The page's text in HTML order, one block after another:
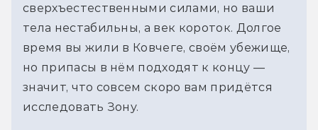
сверхъестественными силами, но ваши
тела нестабильны, а век короток. Долгое
время вы жили в Ковчеге, своём убежище,
но припасы в нём подходят к концу —
значит, что совсем скоро вам придётся
исследовать Зону.